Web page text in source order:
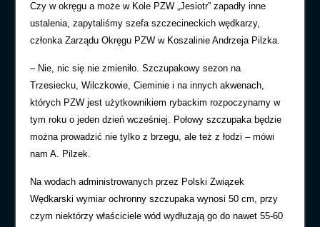
Czy w okręgu a może w Kole PZW „Jesiotr” zapadły inne
ustalenia, zapytaliśmy szefa szczecineckich wędkarzy,
członka Zarządu Okręgu PZW w Koszalinie Andrzeja Pilzka.
– Nie, nic się nie zmieniło. Szczupakowy sezon na
Trzesiecku, Wilczkowie, Cieminie i na innych akwenach,
których PZW jest użytkownikiem rybackim rozpoczynamy w
tym roku o jeden dzień wcześniej. Połowy szczupaka będzie
można prowadzić nie tylko z brzegu, ale też z łodzi – mówi
nam A. Pilzek.
Na wodach administrowanych przez Polski Związek
Wędkarski wymiar ochronny szczupaka wynosi 50 cm, przy
czym niektórzy właściciele wód wydłużają go do nawet 55-60